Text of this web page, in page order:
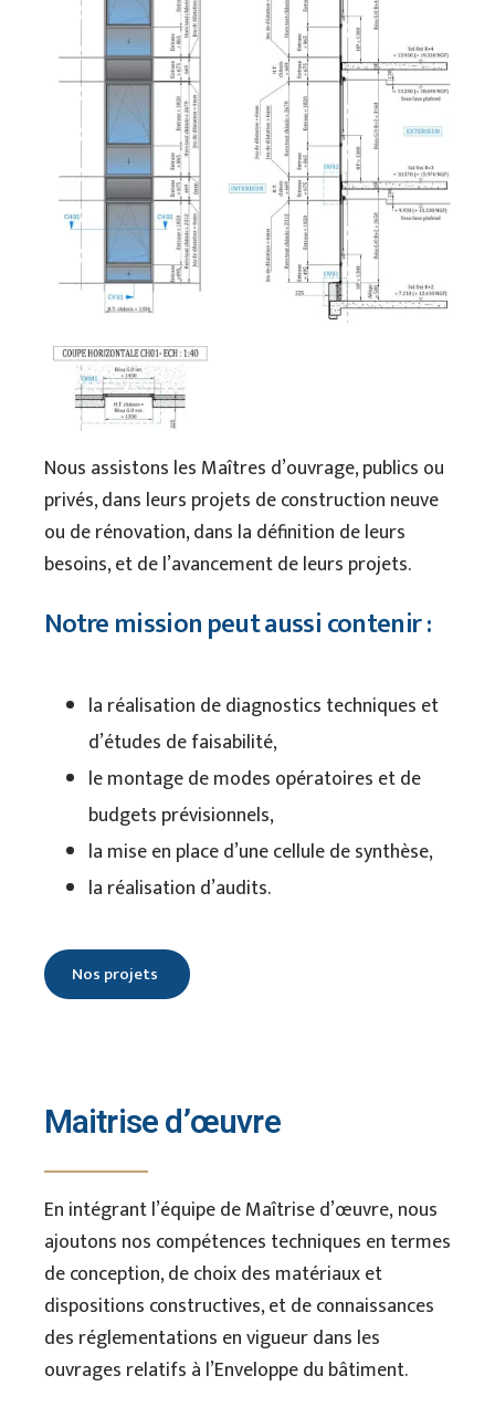
Nous assistons les Maîtres d’ouvrage, publics ou
privés, dans leurs projets de construction neuve
ou de rénovation, dans la définition de leurs
besoins, et de l’avancement de leurs projets.
Notre mission peut aussi contenir :
la réalisation de diagnostics techniques et
d’études de faisabilité,
le montage de modes opératoires et de
budgets prévisionnels,
la mise en place d’une cellule de synthèse,
la réalisation d’audits.
Nos projets
Maitrise d’œuvre
En intégrant l’équipe de Maîtrise d’œuvre, nous
ajoutons nos compétences techniques en termes
de conception, de choix des matériaux et
dispositions constructives, et de connaissances
des réglementations en vigueur dans les
ouvrages relatifs à l’Enveloppe du bâtiment.